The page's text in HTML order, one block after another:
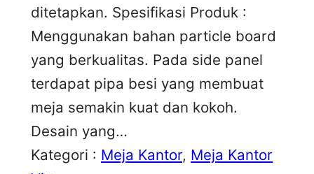
ditetapkan. Spesifikasi Produk :
Menggunakan bahan particle board
yang berkualitas. Pada side panel
terdapat pipa besi yang membuat
meja semakin kuat dan kokoh.
Desain yang…
Kategori : Meja Kantor, Meja Kantor